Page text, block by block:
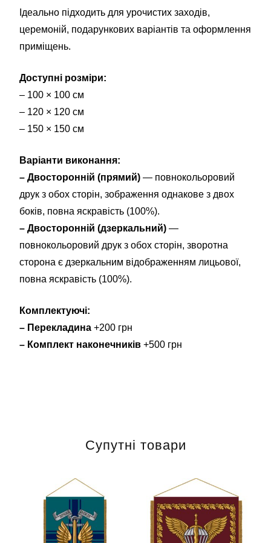
Ідеально підходить для урочистих заходів,
церемоній, подарункових варіантів та оформлення
приміщень.
Доступні розміри:
– 100 × 100 см
– 120 × 120 см
– 150 × 150 см
Варіанти виконання:
– Двосторонній (прямий) — повнокольоровий
друк з обох сторін, зображення однакове з двох
боків, повна яскравість (100%).
– Двосторонній (дзеркальний) —
повнокольоровий друк з обох сторін, зворотна
сторона є дзеркальним відображенням лицьової,
повна яскравість (100%).
Комплектуючі:
– Перекладина +200 грн
– Комплект наконечників +500 грн
Супутні товари